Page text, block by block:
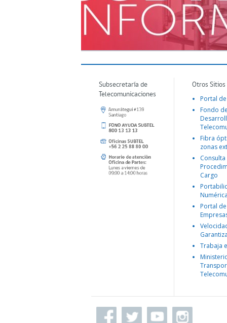
Subsecretaría de
Telecomunicaciones
Otros
Portal
Fondo
Fibra
zonas
Consulta
Cargo
Portal
Trabaja